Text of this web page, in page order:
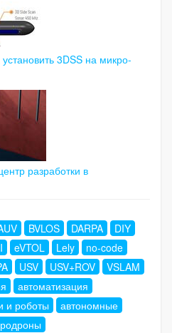
3DSS на микро-
разработки в
BVLOS DARPA
DIY
eVTOL Lely
no-code
USV USV+ROV
VSLAM
автоматизация
и роботы
автономные